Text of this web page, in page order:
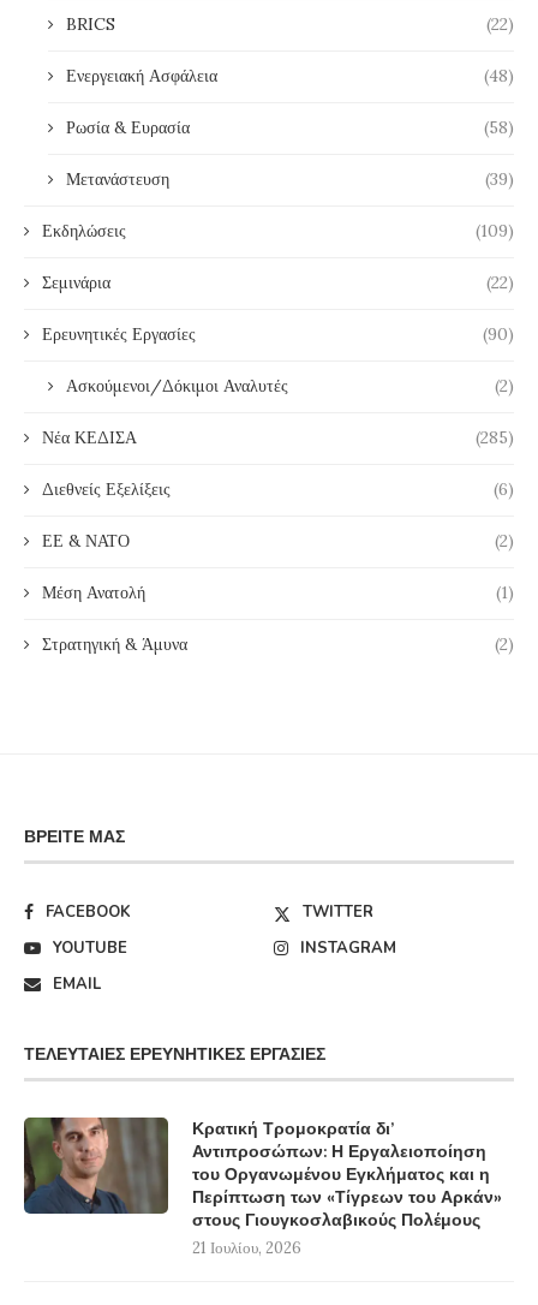
BRICS (22)
Ενεργειακή Ασφάλεια (48)
Ρωσία & Ευρασία (58)
Μετανάστευση (39)
Εκδηλώσεις (109)
Σεμινάρια (22)
Ερευνητικές Εργασίες (90)
Ασκούμενοι/Δόκιμοι Αναλυτές (2)
Νέα ΚΕΔΙΣΑ (285)
Διεθνείς Εξελίξεις (6)
ΕΕ & ΝΑΤΟ (2)
Μέση Ανατολή (1)
Στρατηγική & Άμυνα (2)
ΒΡΕΊΤΕ ΜΑΣ
FACEBOOK
TWITTER
YOUTUBE
INSTAGRAM
EMAIL
ΤΕΛΕΥΤΑΊΕΣ ΕΡΕΥΝΗΤΙΚΈΣ ΕΡΓΑΣΊΕΣ
Κρατική Τρομοκρατία δι’
Αντιπροσώπων: Η Εργαλειοποίηση
του Οργανωμένου Εγκλήματος και η
Περίπτωση των «Τίγρεων του Αρκάν»
στους Γιουγκοσλαβικούς Πολέμους
21 Ιουλίου, 2026